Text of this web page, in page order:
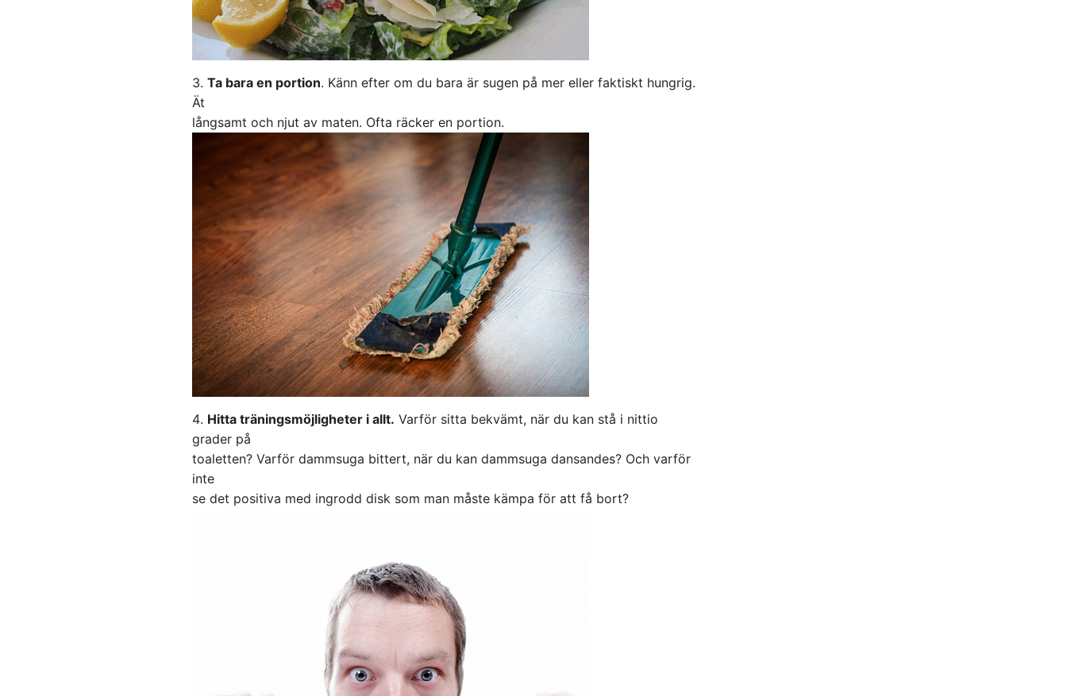
Ta bara en portion. Känn efter om du bara är sugen på mer eller faktiskt hungrig.
Ät
långsamt och njut av maten. Ofta räcker en portion.
Hitta träningsmöjligheter i allt. Varför sitta bekvämt, när du kan stå i nittio
grader på
toaletten? Varför dammsuga bittert, när du kan dammsuga dansandes? Och varför
inte
se det positiva med ingrodd disk som man måste kämpa för att få bort?